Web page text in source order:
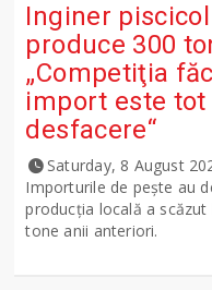
Inginer
produce 300
„Competiţia
import este tot
desfacere“
Saturday, 8 August
Importurile de peşte au
producţia locală a
tone anii anteriori.